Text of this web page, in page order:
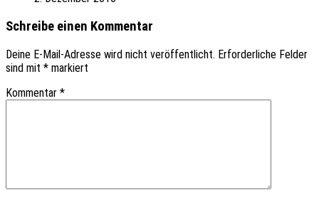
Schreibe einen Kommentar
Deine E-Mail-Adresse wird nicht veröffentlicht. Erforderliche Felder
sind mit * markiert
Kommentar *